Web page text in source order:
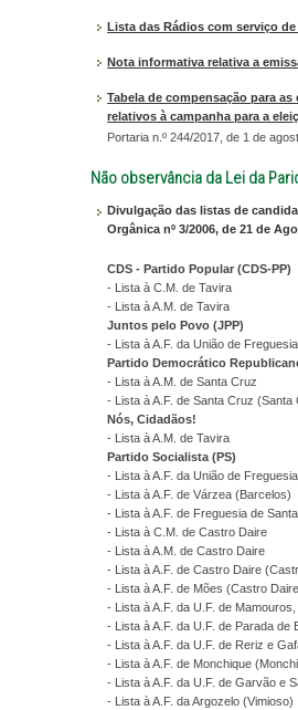
Lista das Rádios com serviço
Nota informativa relativa a
Tabela de compensação para
relativos à campanha para a
Portaria n.º 244/2017, de 1 de
Não observância da Lei da
Divulgação das listas de
Orgânica nº 3/2006, de 21 de
CDS - Partido Popular (CDS-PP)
- Lista à C.M. de Tavira
- Lista à A.M. de Tavira
Juntos pelo Povo (JPP)
- Lista à A.F. da União de
Partido Democrático
- Lista à A.M. de Santa Cruz
- Lista à A.F. de Santa Cruz (Santa
Nós, Cidadãos!
- Lista à A.M. de Tavira
Partido Socialista (PS)
- Lista à A.F. da União de
- Lista à A.F. de Várzea (Barcelos)
- Lista à A.F. de Freguesia de
- Lista à C.M. de Castro Daire
- Lista à A.M. de Castro Daire
- Lista à A.F. de Castro Daire
- Lista à A.F. de Mões (Castro
- Lista à A.F. da U.F. de
- Lista à A.F. da U.F. de Parada
- Lista à A.F. da U.F. de Reriz e
- Lista à A.F. de Monchique
- Lista à A.F. da U.F. de Garvão e
- Lista à A.F. da Argozelo (Vimioso)